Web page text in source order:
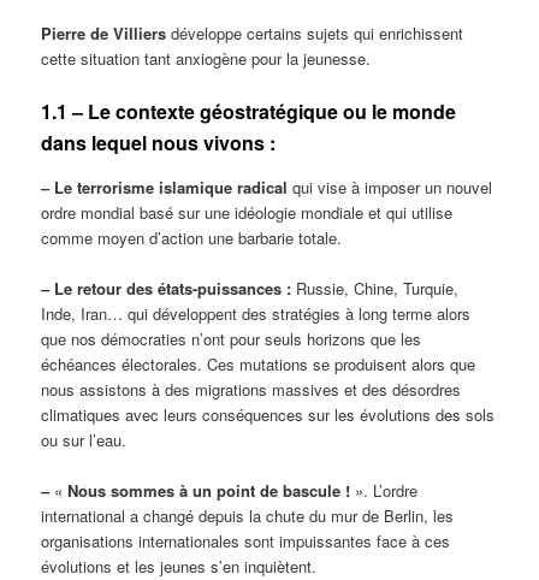
Pierre de Villiersdéveloppe certains sujets qui enrichissent
cette situation tant anxiogène pour la jeunesse.
1.1 – Le contexte géostratégique ou le monde
dans lequel nous vivons :
‒ Le terrorisme islamique radical qui vise à imposer un nouvel
ordre mondial basé sur une idéologie mondiale et qui utilise
comme moyen d’action une barbarie totale.
‒ Le retour des états-puissances : Russie, Chine, Turquie,
Inde, Iran… qui développent des stratégies à long terme alors
que nos démocraties n’ont pour seuls horizons que les
échéances électorales. Ces mutations se produisent alors que
nous assistons à des migrations massives et des désordres
climatiques avec leurs conséquences sur les évolutions des sols
ou sur l’eau.
‒ «Nous sommes à un point de bascule ! ». L’ordre
international a changé depuis la chute du mur de Berlin, les
organisations internationales sont impuissantes face à ces
évolutions et les jeunes s’en inquiètent.